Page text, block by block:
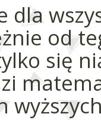
dla
od
się